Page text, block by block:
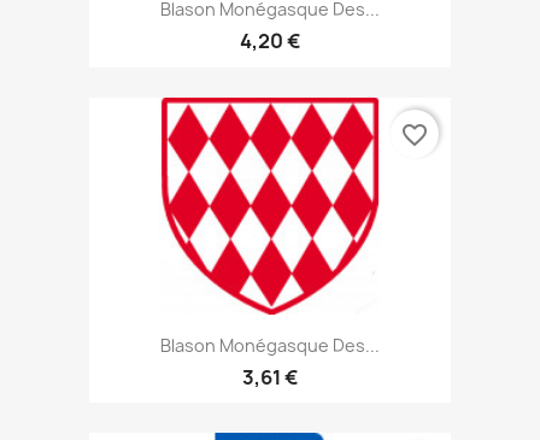
Blason Monégasque Des...
4,20 €
Blason Monégasque Des...
3,61 €
favorite_border